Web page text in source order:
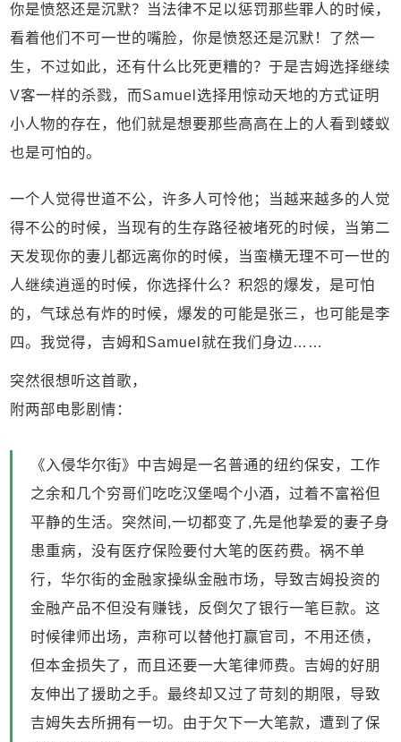
你是愤怒还是沉默？当法律不足以惩罚那些罪人的时候，
看着他们不可一世的嘴脸，你是愤怒还是沉默！了然一
生，不过如此，还有什么比死更糟的？于是吉姆选择继续
V客一样的杀戮，而Samuel选择用惊动天地的方式证明
小人物的存在，他们就是想要那些高高在上的人看到蝼蚁
也是可怕的。
一个人觉得世道不公，许多人可怜他；当越来越多的人觉
得不公的时候，当现有的生存路径被堵死的时候，当第二
天发现你的妻儿都远离你的时候，当蛮横无理不可一世的
人继续逍遥的时候，你选择什么？积怨的爆发，是可怕
的，气球总有炸的时候，爆发的可能是张三，也可能是李
四。我觉得，吉姆和Samuel就在我们身边……
突然很想听这首歌，
附两部电影剧情：
《入侵华尔街》中吉姆是一名普通的纽约保安，工作
之余和几个穷哥们吃吃汉堡喝个小酒，过着不富裕但
平静的生活。突然间,一切都变了,先是他挚爱的妻子身
患重病，没有医疗保险要付大笔的医药费。祸不单
行，华尔街的金融家操纵金融市场，导致吉姆投资的
金融产品不但没有赚钱，反倒欠了银行一笔巨款。这
时候律师出场，声称可以替他打赢官司，不用还债，
但本金损失了，而且还要一大笔律师费。吉姆的好朋
友伸出了援助之手。最终却又过了苛刻的期限，导致
吉姆失去所拥有一切。由于欠下一大笔款，遭到了保